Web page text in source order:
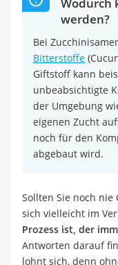
Wodurch
werden?
Bei
Bitterstoffe
Giftstoff kann
unbeabsichtigte
der Umgebung
eigenen Zucht
noch für den
abgebaut wird.
Sollten Sie noch
sich vielleicht im
Prozess ist, der
Antworten darauf
lohnt sich, denn